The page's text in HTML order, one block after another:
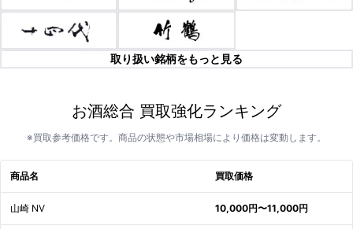
取り扱い銘柄をもっと見る
お酒総合 買取強化ランキング
※買取参考価格です。商品の状態や市場相場により価格は変動します。
商品名 買取価格
山崎 NV 10,000円〜11,000円